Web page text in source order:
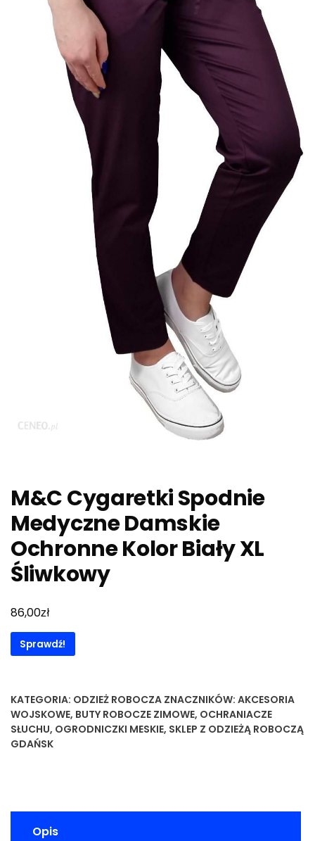
M&C Cygaretki Spodnie
Medyczne Damskie
Ochronne Kolor Biały XL
Śliwkowy
86,00zł
Sprawdź!
KATEGORIA: ODZIEŻ ROBOCZA ZNACZNIKÓW: AKCESORIA
WOJSKOWE, BUTY ROBOCZE ZIMOWE, OCHRANIACZE
SŁUCHU, OGRODNICZKI MESKIE, SKLEP Z ODZIEŻĄ ROBOCZĄ
GDAŃSK
Opis